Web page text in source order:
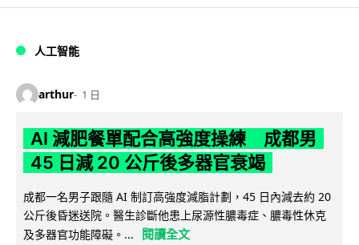
人工智能
arthur 1 日
AI 減肥餐單配合高強度操練 成都男
45 日減 20 公斤後多器官衰竭
成都一名男子跟隨 AI 制訂高強度減脂計劃，45 日內減去約 20
公斤後昏迷送院。醫生診斷他患上尿源性膿毒症、膿毒性休克
及多器官功能障礙。...
閱讀全文